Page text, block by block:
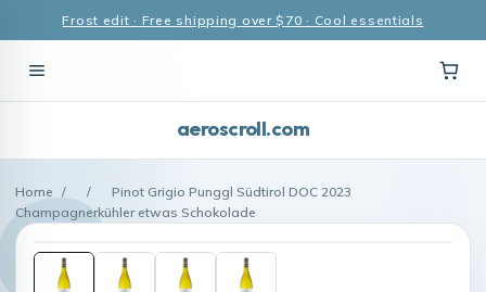
Frost edit · Free shipping over $70 · Cool essentials
aeroscroll.com
Home / /
Pinot Grigio Punggl Südtirol DOC 2023
Champagnerkühler etwas Schokolade